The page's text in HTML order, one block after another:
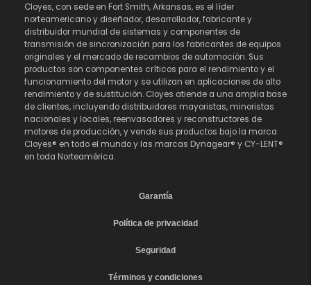
Cloyes, con sede en Fort Smith, Arkansas, es el líder
norteamericano y diseñador, desarrollador, fabricante y
distribuidor mundial de sistemas y componentes de
transmisión de sincronización para los fabricantes de equipos
originales y el mercado de recambios de automoción. Sus
productos son componentes críticos para el rendimiento y el
funcionamiento del motor y se utilizan en aplicaciones de alto
rendimiento y de sustitución. Cloyes atiende a una amplia base
de clientes, incluyendo distribuidores mayoristas, minoristas
nacionales y locales, reenvasadores y reconstructores de
motores de producción, y vende sus productos bajo la marca
Cloyes® en todo el mundo y las marcas Dynagear® y CY-LENT®
en toda Norteamérica.
Garantía
Política de privacidad
Seguridad
Términos y condiciones